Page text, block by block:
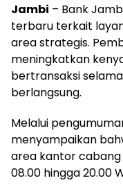
Jambi – Bank
terbaru terkait
area strategis.
meningkatkan
bertransaksi
berlangsung.
Melalui
menyampaikan
area kantor cabang
08.00 hingga 20.00